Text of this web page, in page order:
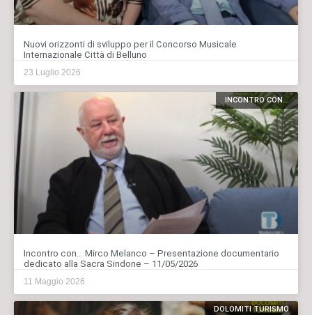
Nuovi orizzonti di sviluppo per il Concorso Musicale
Internazionale Città di Belluno
23 Luglio 2026
INCONTRO CON...
Incontro con… Mirco Melanco – Presentazione documentario
dedicato alla Sacra Sindone – 11/05/2026
11 Maggio 2026
DOLOMITI TURISMO